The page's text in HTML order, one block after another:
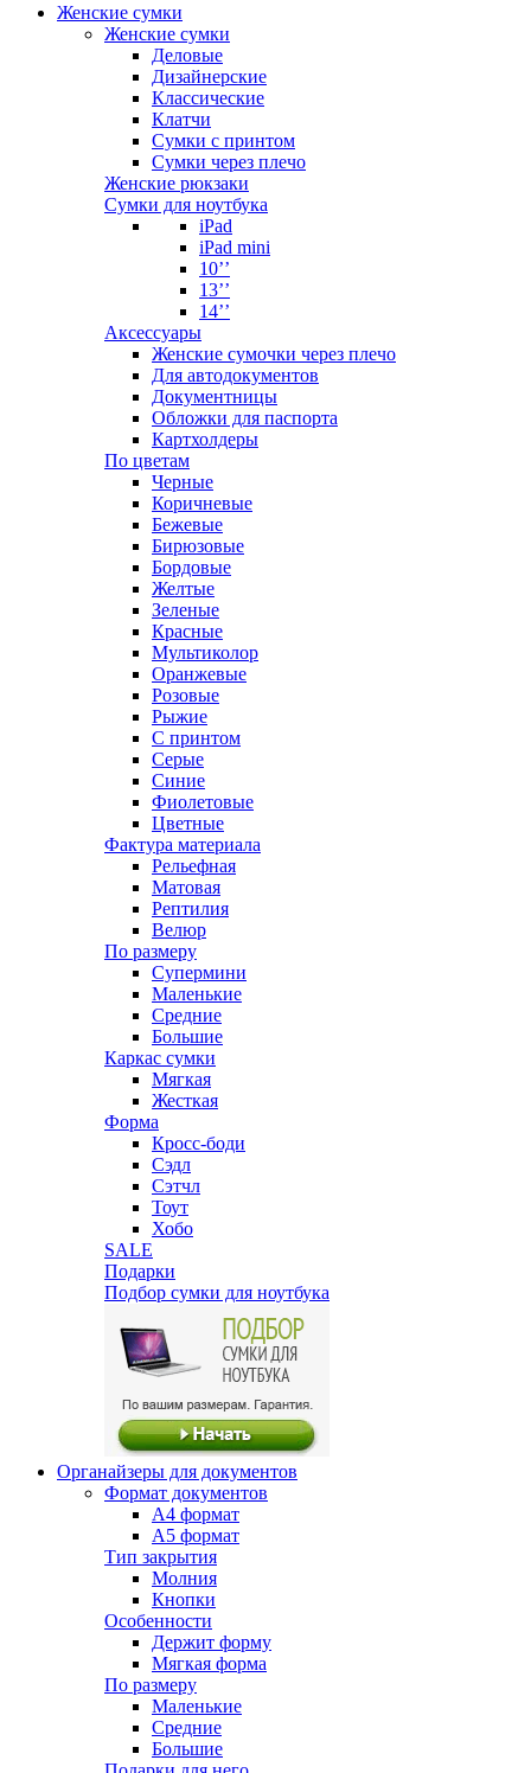
Женские сумки
Женские сумки
Деловые
Дизайнерские
Классические
Клатчи
Сумки с принтом
Сумки через плечо
Женские рюкзаки
Сумки для ноутбука
iPad
iPad mini
10’’
13’’
14’’
Аксессуары
Женские сумочки через плечо
Для автодокументов
Документницы
Обложки для паспорта
Картхолдеры
По цветам
Черные
Коричневые
Бежевые
Бирюзовые
Бордовые
Желтые
Зеленые
Красные
Мультиколор
Оранжевые
Розовые
Рыжие
С принтом
Серые
Синие
Фиолетовые
Цветные
Фактура материала
Рельефная
Матовая
Рептилия
Велюр
По размеру
Супермини
Маленькие
Средние
Большие
Каркас сумки
Мягкая
Жесткая
Форма
Кросс-боди
Сэдл
Сэтчл
Тоут
Хобо
SALE
Подарки
Подбор сумки для ноутбука
Органайзеры для документов
Формат документов
А4 формат
А5 формат
Тип закрытия
Молния
Кнопки
Особенности
Держит форму
Мягкая форма
По размеру
Маленькие
Средние
Большие